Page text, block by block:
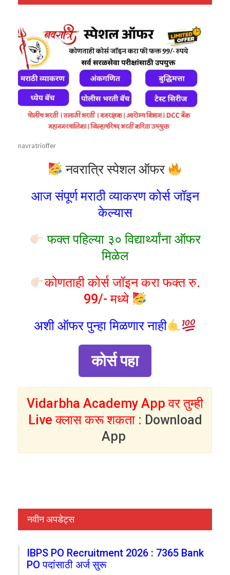
navratrioffer
नवरात्रि स्पेशल ऑफर
आज संपूर्ण मराठी व्याकरण कोर्स जॉइन
केल्यास
फक्त पहिल्या ३० विद्यार्थ्यांना ऑफर
मिळेल
कोणताही कोर्स जॉइन करा फक्त रु.
99/- मध्ये
अशी ऑफर पुन्हा मिळणार नाही
कोर्स पहा
Vidarbha Academy App वर तुम्ही
Live क्लास करू शकता : Download
App
नवीन अपडेट्स
IBPS PO Recruitment 2026 : 7365 Bank
PO पदांसाठी अर्ज सुरू